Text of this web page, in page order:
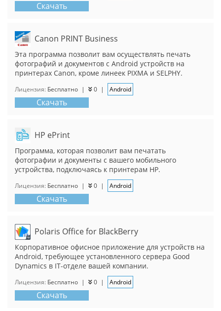
Скачать
Canon PRINT Business
Эта программа позволит вам осуществлять печать
фотографий и документов с Android устройств на
принтерах Canon, кроме линеек PIXMA и SELPHY.
Лицензия: Бесплатно | 0 | Android
Скачать
HP ePrint
Программа, которая позволит вам печатать
фотографии и документы с вашего мобильного
устройства, подключаясь к принтерам HP.
Лицензия: Бесплатно | 0 | Android
Скачать
Polaris Office for BlackBerry
Корпоративное офисное приложение для устройств на
Android, требующее установленного сервера Good
Dynamics в IT-отделе вашей компании.
Лицензия: Бесплатно | 0 | Android
Скачать